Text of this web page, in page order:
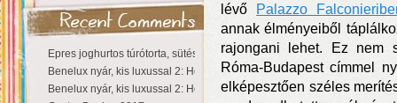
Epres joghurtos túrótorta, sütés nélkül
Benelux nyár, kis luxussal 2: Hollandia
Benelux nyár, kis luxussal 2: Hollandia
lévő
Palazzo
annak élményeiből
rajongani lehet. Ez nem
Róma-Budapest címmel
elképesztően széles